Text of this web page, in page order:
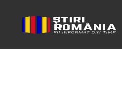
rufe Tag